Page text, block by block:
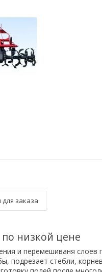
заказа
низкой цене
и перемешиваня слоев
подрезает стебли,